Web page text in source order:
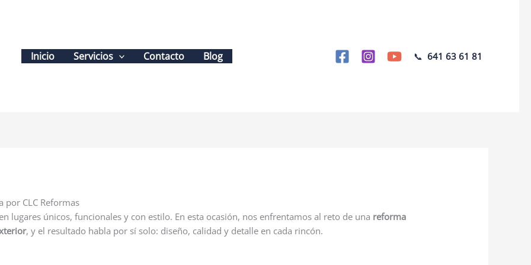
Inicio Servicios Contacto Blog 📞 641 63 61 81
por CLC Reformas
lugares únicos, funcionales y con estilo. En esta ocasión, nos enfrentamos al reto de una reforma
, y el resultado habla por sí solo: diseño, calidad y detalle en cada rincón.